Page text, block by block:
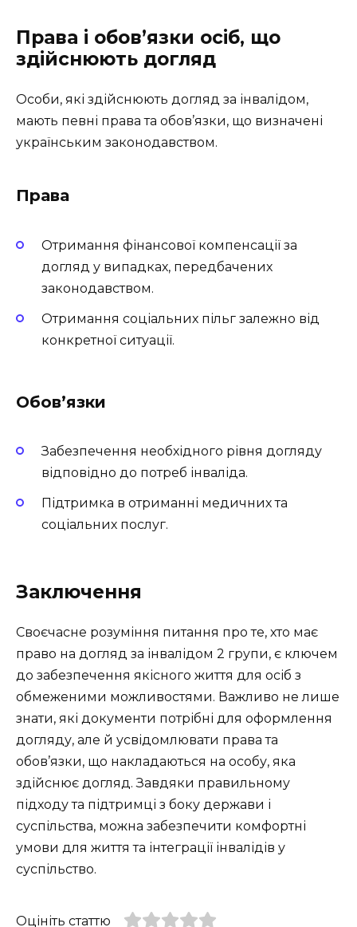
Права і обов’язки осіб, що
здійснюють догляд
Особи, які здійснюють догляд за інвалідом,
мають певні права та обов’язки, що визначені
українським законодавством.
Права
Отримання фінансової компенсації за
догляд у випадках, передбачених
законодавством.
Отримання соціальних пільг залежно від
конкретної ситуації.
Обов’язки
Забезпечення необхідного рівня догляду
відповідно до потреб інваліда.
Підтримка в отриманні медичних та
соціальних послуг.
Заключення
Своєчасне розуміння питання про те, хто має
право на догляд за інвалідом 2 групи, є ключем
до забезпечення якісного життя для осіб з
обмеженими можливостями. Важливо не лише
знати, які документи потрібні для оформлення
догляду, але й усвідомлювати права та
обов’язки, що накладаються на особу, яка
здійснює догляд. Завдяки правильному
підходу та підтримці з боку держави і
суспільства, можна забезпечити комфортні
умови для життя та інтеграції інвалідів у
суспільство.
Оцініть статтю